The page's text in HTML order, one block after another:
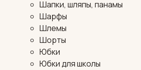
Шапки, шляпы, панамы
Шарфы
Шлемы
Шорты
Юбки
Юбки для школы